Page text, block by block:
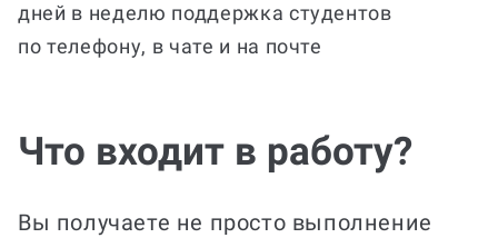
дней в неделю поддержка студентов
по телефону, в чате и на почте
Что входит в работу?
Вы получаете не просто выполнение